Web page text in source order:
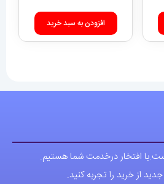
افزودن به سبد خرید
افتخار درخدمت شما هستیم.
از خرید را تجربه کنید.